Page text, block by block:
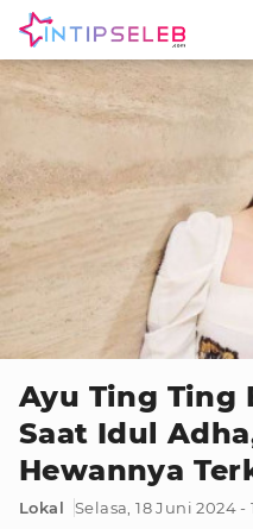
Ayu Ting Ting
Saat Idul
Hewannya
Lokal
Selasa, 18 Juni 2024 -